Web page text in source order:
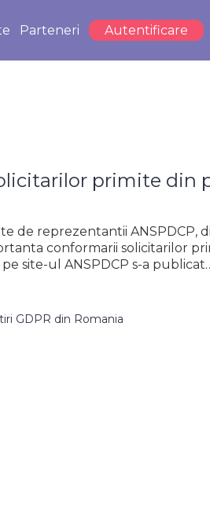
Parteneri Autentificare
primite din
de reprezentantii ANSPDCP,
conformarii solicitarilor
site-ul ANSPDCP s-a
GDPR din Romania